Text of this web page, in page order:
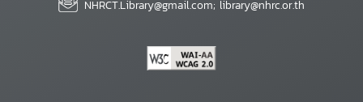
NHRCT.Library@gmail.com; library@nhrc.or.th